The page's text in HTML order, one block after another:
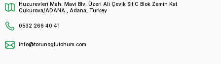
Huzurevleri Mah. Mavi Blv. Üzeri Ali Çevik Sit C Blok Zemin Kat
Çukurova/ADANA , Adana, Turkey
0532 266 40 41
info@torunoglutohum.com